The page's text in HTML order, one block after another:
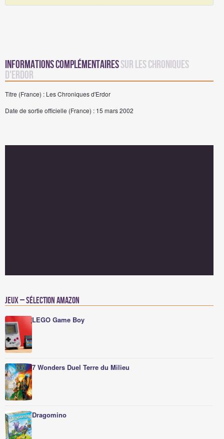
Informations complémentairessur Les Chroniques
d'Erdor
Titre (France) : Les Chroniques d'Erdor
Date de sortie officielle (France) : 15 mars 2002
Jeux – Sélection Amazon
LEGO Game Boy
7 Wonders Duel Terre du Milieu
Dragomino